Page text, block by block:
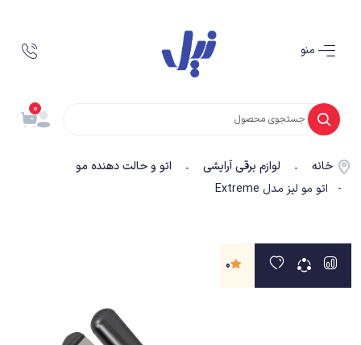
0
خانه - لوازم برقی آرایشی -
اتو و حالت دهنده مو
- اتو مو لیز مدل Extreme
0